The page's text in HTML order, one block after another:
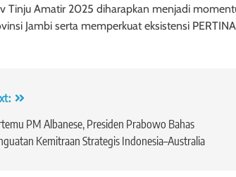
Tinju Amatir 2025 diharapkan menjadi
Jambi serta memperkuat eksistensi
PM Albanese, Presiden Prabowo Bahas
Kemitraan Strategis Indonesia–Australia